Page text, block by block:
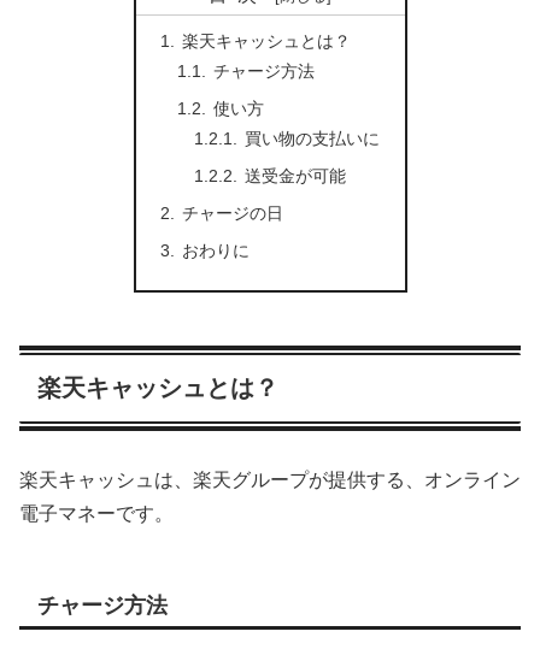
楽天キャッシュとは？
チャージ方法
使い方
買い物の支払いに
送受金が可能
チャージの日
おわりに
楽天キャッシュとは？
楽天キャッシュは、楽天グループが提供する、オンライン
電子マネーです。
チャージ方法